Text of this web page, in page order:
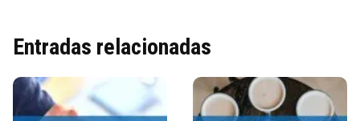
Entradas relacionadas